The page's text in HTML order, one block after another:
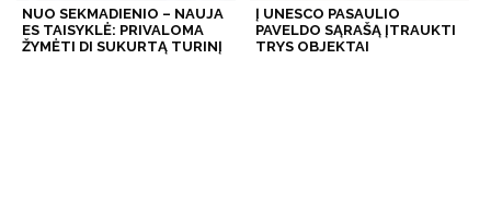
NUO SEKMADIENIO – NAUJA
ES TAISYKLĖ: PRIVALOMA
ŽYMĖTI DI SUKURTĄ TURINĮ
Į UNESCO PASAULIO
PAVELDO SĄRAŠĄ ĮTRAUKTI
TRYS OBJEKTAI